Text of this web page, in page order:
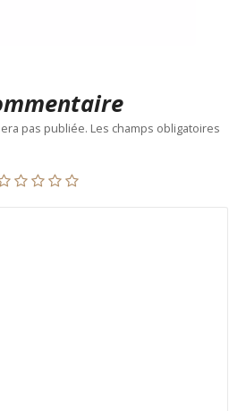
pas publiée. Les champs obligatoires